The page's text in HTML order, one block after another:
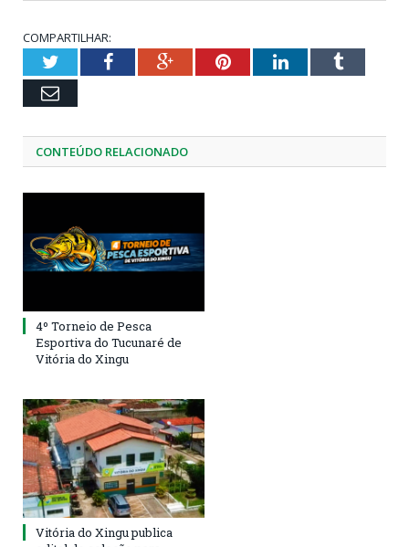
COMPARTILHAR:
TwitterFacebookGoogle+PinterestLinkedInTumblr
Email
CONTEÚDO RELACIONADO
4º Torneio de Pesca
Esportiva do Tucunaré de
Vitória do Xingu
Vitória do Xingu publica